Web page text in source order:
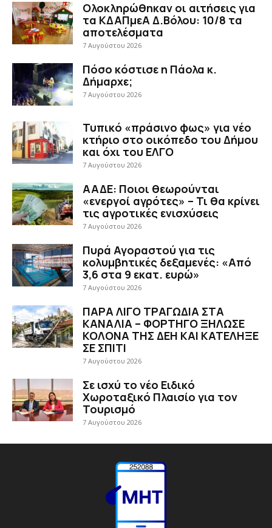
Ολοκληρώθηκαν οι αιτήσεις για
τα ΚΔΑΠμεΑ Δ.Βόλου: 10/8 τα
αποτελέσματα
7 Αυγούστου 2026
Πόσο κόστισε η Πάολα κ.
Δήμαρχε;
7 Αυγούστου 2026
Τυπικό «πράσινο φως» για νέο
κτήριο στο οικόπεδο του Δήμου
και όχι του ΕΛΓΟ
7 Αυγούστου 2026
ΑΑΔΕ: Ποιοι θεωρούνται
«ενεργοί αγρότες» – Τι θα κρίνει
τις αγροτικές ενισχύσεις
7 Αυγούστου 2026
Πυρά Αγοραστού για τις
κολυμβητικές δεξαμενές: «Από
3,6 στα 9 εκατ. ευρώ»
7 Αυγούστου 2026
ΠΑΡΑ ΛΙΓΟ ΤΡΑΓΩΔΙΑ ΣΤΑ
ΚΑΝΑΛΙΑ – ΦΟΡΤΗΓΟ ΞΗΛΩΣΕ
ΚΟΛΟΝΑ ΤΗΣ ΔΕΗ ΚΑΙ ΚΑΤΕΛΗΞΕ
ΣΕ ΣΠΙΤΙ
7 Αυγούστου 2026
Σε ισχύ το νέο Ειδικό
Χωροταξικό Πλαισίο για τον
Τουρισμό
7 Αυγούστου 2026